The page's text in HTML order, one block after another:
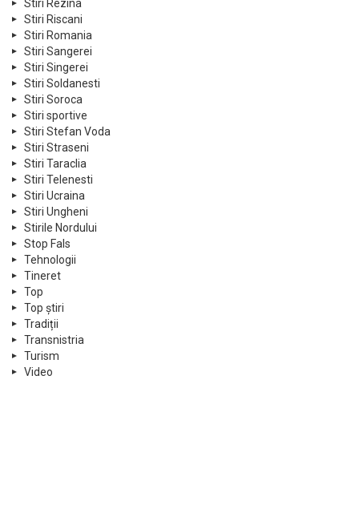
Stiri Rezina
Stiri Riscani
Stiri Romania
Stiri Sangerei
Stiri Singerei
Stiri Soldanesti
Stiri Soroca
Stiri sportive
Stiri Stefan Voda
Stiri Straseni
Stiri Taraclia
Stiri Telenesti
Stiri Ucraina
Stiri Ungheni
Stirile Nordului
Stop Fals
Tehnologii
Tineret
Top
Top știri
Tradiții
Transnistria
Turism
Video